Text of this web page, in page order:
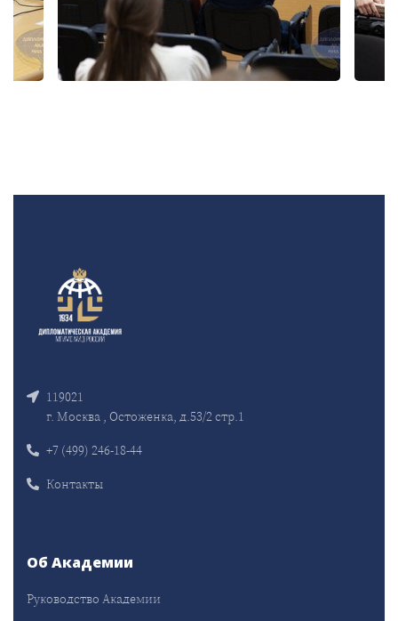
119021
г. Москва , Остоженка, д.53/2 стр.1
+7 (499) 246-18-44
Контакты
Об Академии
Руководство Академии